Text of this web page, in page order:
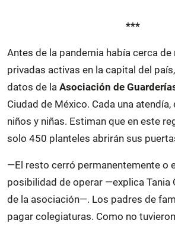
***
Antes de la pandemia había cerca
privadas activas en la capital del
datos de la Asociación de
Ciudad de México. Cada una
niños y niñas. Estiman que en este
solo 450 planteles abrirán sus
—El resto cerró permanentemente o
posibilidad de operar —explica Tania
de la asociación—. Los padres de
pagar colegiaturas. Como no